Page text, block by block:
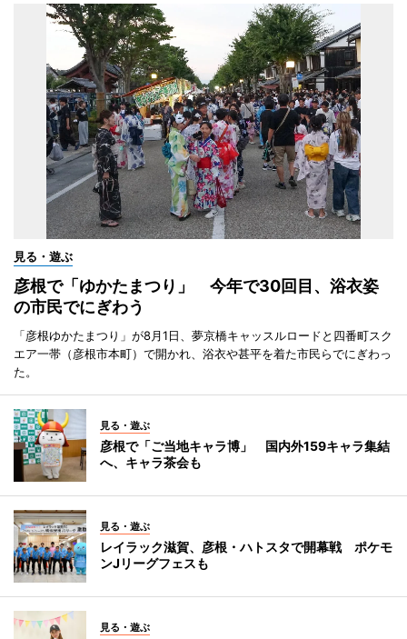
見る・遊ぶ
彦根で「ゆかたまつり」 今年で30回目、浴衣姿
の市民でにぎわう
「彦根ゆかたまつり」が8月1日、夢京橋キャッスルロードと四番町スク
エア一帯（彦根市本町）で開かれ、浴衣や甚平を着た市民らでにぎわっ
た。
見る・遊ぶ
彦根で「ご当地キャラ博」 国内外159キャラ集結
へ、キャラ茶会も
見る・遊ぶ
レイラック滋賀、彦根・ハトスタで開幕戦 ポケモ
ンJリーグフェスも
見る・遊ぶ